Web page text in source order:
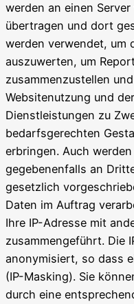
werden an einen
übertragen und dort
werden verwendet, um
auszuwerten, um
zusammenzustellen
Websitenutzung und
Dienstleistungen zu
bedarfsgerechten
erbringen. Auch
gegebenenfalls an
gesetzlich
Daten im Auftrag
Ihre IP-Adresse mit
zusammengeführt. Die
anonymisiert, so dass
(IP-Masking). Sie
durch eine